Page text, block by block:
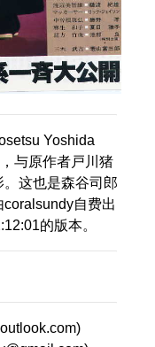
Yoshida
与原作者戸川猪
这也是森谷司郎
自费出
的版本。